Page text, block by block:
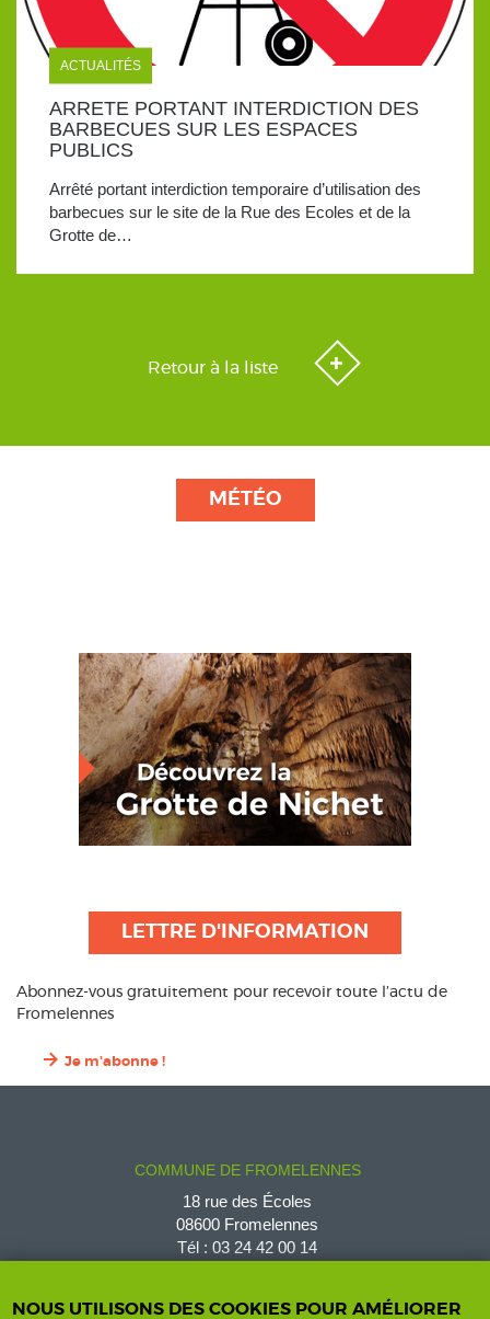
ACTUALITÉS
ARRETE PORTANT INTERDICTION DES
BARBECUES SUR LES ESPACES
PUBLICS
Arrêté portant interdiction temporaire d’utilisation des
barbecues sur le site de la Rue des Ecoles et de la
Grotte de…
Retour à la liste
MÉTÉO
LETTRE D'INFORMATION
Abonnez-vous gratuitement pour recevoir toute l’actu de
Fromelennes
Je m'abonne !
COMMUNE DE FROMELENNES
18 rue des Écoles
08600 Fromelennes
Tél : 03 24 42 00 14
NOUS UTILISONS DES COOKIES POUR AMÉLIORER